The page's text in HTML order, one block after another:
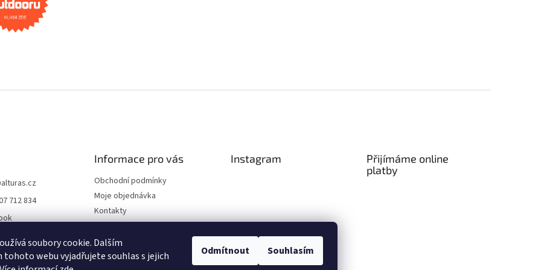
soubory cookie. Dalším
tohoto webu vyjadřujete souhlas s jejich
Odmítnout Souhlasím
alturas.cz
712 834
Informace pro vás
Obchodní podmínky
Moje objednávka
Kontakty
GDPR
Vrácení zboží
Instagram
Sledovat na Instagramu
Přijímáme online
platby